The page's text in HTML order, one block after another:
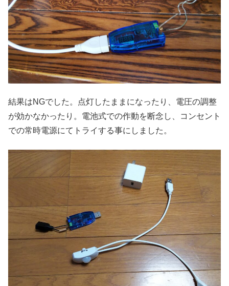
結果はNGでした。点灯したままになったり、電圧の調整
が効かなかったり。電池式での作動を断念し、コンセント
での常時電源にてトライする事にしました。